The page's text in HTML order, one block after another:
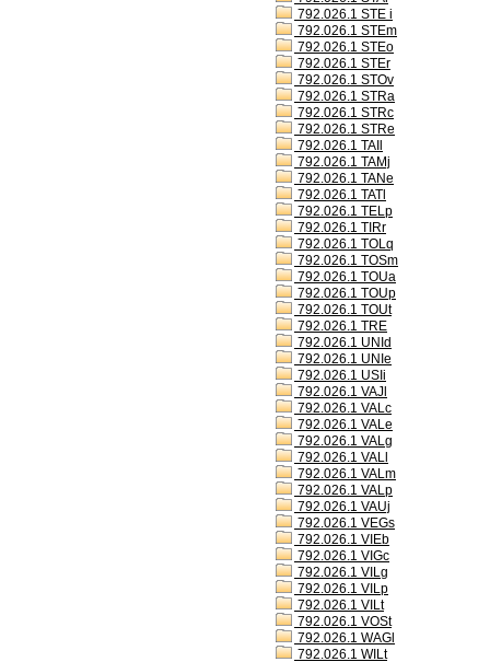
792.026.1 STE i
792.026.1 STEm
792.026.1 STEo
792.026.1 STEr
792.026.1 STOv
792.026.1 STRa
792.026.1 STRc
792.026.1 STRe
792.026.1 TAIl
792.026.1 TAMj
792.026.1 TANe
792.026.1 TATl
792.026.1 TELp
792.026.1 TIRr
792.026.1 TOLq
792.026.1 TOSm
792.026.1 TOUa
792.026.1 TOUp
792.026.1 TOUt
792.026.1 TRE
792.026.1 UNId
792.026.1 UNIe
792.026.1 USIi
792.026.1 VAJl
792.026.1 VALc
792.026.1 VALe
792.026.1 VALg
792.026.1 VALl
792.026.1 VALm
792.026.1 VALp
792.026.1 VAUj
792.026.1 VEGs
792.026.1 VIEb
792.026.1 VIGc
792.026.1 VILg
792.026.1 VILp
792.026.1 VILt
792.026.1 VOSt
792.026.1 WAGl
792.026.1 WILt